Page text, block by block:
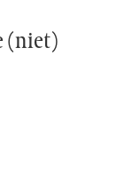
(niet)